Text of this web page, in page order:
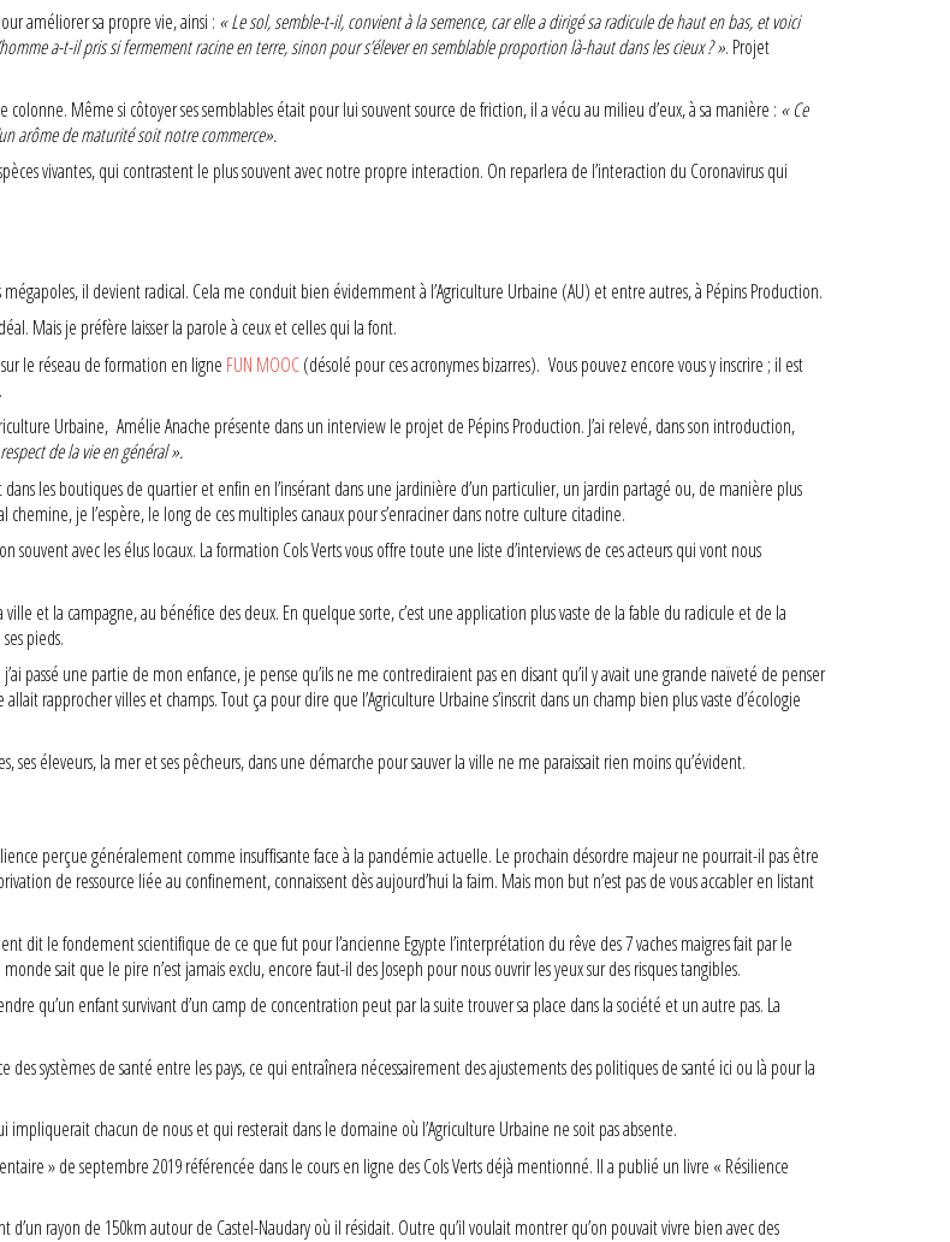
améliorer sa propre vie, ainsi : « Le sol, semble-t-il, convient à la semence, car elle a dirigé sa radicule de haut en bas, et voici
a-t-il pris si fermement racine en terre, sinon pour s’élever en semblable proportion là-haut dans les cieux ? ». Projet
Même si côtoyer ses semblables était pour lui souvent source de friction, il a vécu au milieu d’eux, à sa manière : « Ce
arôme de maturité soit notre commerce».
vivantes, qui contrastent le plus souvent avec notre propre interaction. On reparlera de l’interaction du Coronavirus qui
il devient radical. Cela me conduit bien évidemment à l’Agriculture Urbaine (AU) et entre autres, à Pépins Production.
Mais je préfère laisser la parole à ceux et celles qui la font.
sur le réseau de formation en ligne FUN MOOC(désolé pour ces acronymes bizarres). Vous pouvez encore vous y inscrire ; il est
Urbaine, Amélie Anache présente dans un interview le projet de Pépins Production. J’ai relevé, dans son introduction,
de la vie en général ».
les boutiques de quartier et enfin en l’insérant dans une jardinière d’un particulier, un jardin partagé ou, de manière plus
je l’espère, le long de ces multiples canaux pour s’enraciner dans notre culture citadine.
avec les élus locaux. La formation Cols Verts vous offre toute une liste d’interviews de ces acteurs qui vont nous
et la campagne, au bénéfice des deux. En quelque sorte, c’est une application plus vaste de la fable du radicule et de la
pieds.
passé une partie de mon enfance, je pense qu’ils ne me contrediraient pas en disant qu’il y avait une grande naïveté de penser
rapprocher villes et champs. Tout ça pour dire que l’Agriculture Urbaine s’inscrit dans un champ bien plus vaste d’écologie
ses éleveurs, la mer et ses pêcheurs, dans une démarche pour sauver la ville ne me paraissait rien moins qu’évident.
perçue généralement comme insuffisante face à la pandémie actuelle. Le prochain désordre majeur ne pourrait-il pas être
de ressource liée au confinement, connaissent dès aujourd’hui la faim. Mais mon but n’est pas de vous accabler en listant
dit le fondement scientifique de ce que fut pour l’ancienne Egypte l’interprétation du rêve des 7 vaches maigres fait par le
sait que le pire n’est jamais exclu, encore faut-il des Joseph pour nous ouvrir les yeux sur des risques tangibles.
qu’un enfant survivant d’un camp de concentration peut par la suite trouver sa place dans la société et un autre pas. La
systèmes de santé entre les pays, ce qui entraînera nécessairement des ajustements des politiques de santé ici ou là pour la
chacun de nous et qui resterait dans le domaine où l’Agriculture Urbaine ne soit pas absente.
» de septembre 2019 référencée dans le cours en ligne des Cols Verts déjà mentionné. Il a publié un livre « Résilience
rayon de 150km autour de Castel-Naudary où il résidait. Outre qu’il voulait montrer qu’on pouvait vivre bien avec des